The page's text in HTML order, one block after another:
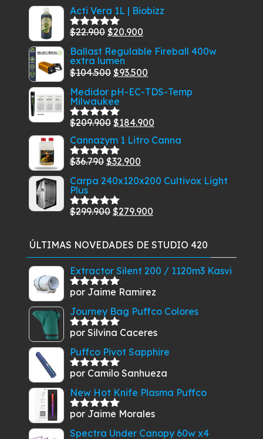
elegir
en
la
página
de
producto
Acti Vera 1L | Biobizz
Valorado
5
$22.900 El
precio
original
era:
$22.900.
$20.900
precio
es:
$20.900.
Ballast Regulable Fireball 400w
extra lumen
$104.500 El
precio
original
era:
$104.500.
$93.500
precio
$93.500.
Medidor pH-EC-TDS-Temp
Milwaukee
Valorado
5
$209.900 El
precio
original
era:
$209.900.
$184.900
precio
$184.900.
Cannazym 1 Litro Canna
Valorado
5
$36.790 El
precio
era:
$36.790.
$32.900
precio
$32.900.
Carpa 240x120x200 Cultivox Light
Plus
Valorado
$299.900 El
original
era:
$299.900.
$279.900
actual
es:
$279.900.
ÚLTIMAS NOVEDADES DE STUDIO 420
Extractor Silent 200 / 1120m3 Kasvi
Valorado
por Jaime Ramirez
Journey Bag Puffco Colores
Valorado
por Silvina Caceres
Puffco Pivot Sapphire
Valorado
por Camilo Sanhueza
New Hot Knife Plasma Puffco
Valorado
por Jaime Morales
Spectra Under Canopy 60w x4